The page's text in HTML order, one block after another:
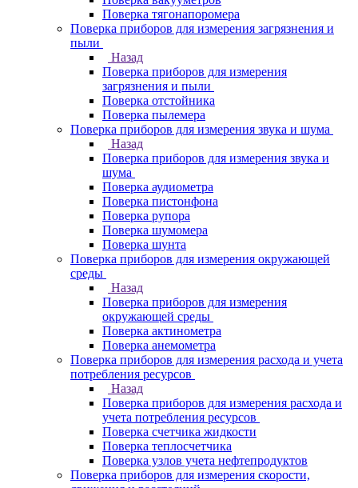
Поверка тягонапоромера
Поверка приборов для измерения загрязнения и
пыли
Назад
Поверка приборов для измерения
загрязнения и пыли
Поверка отстойника
Поверка пылемера
Поверка приборов для измерения звука и шума
Назад
Поверка приборов для измерения звука и
шума
Поверка аудиометра
Поверка пистонфона
Поверка рупора
Поверка шумомера
Поверка шунта
Поверка приборов для измерения окружающей
среды
Назад
Поверка приборов для измерения
окружающей среды
Поверка актинометра
Поверка анемометра
Поверка приборов для измерения расхода и учета
потребления ресурсов
Назад
Поверка приборов для измерения расхода и
учета потребления ресурсов
Поверка счетчика жидкости
Поверка теплосчетчика
Поверка узлов учета нефтепродуктов
Поверка приборов для измерения скорости,